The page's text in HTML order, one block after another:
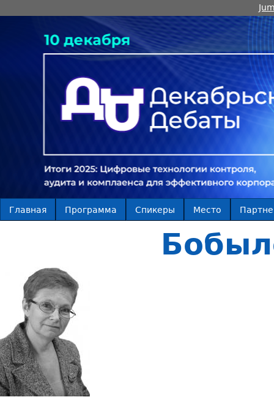
Главная Программа Спикеры Место